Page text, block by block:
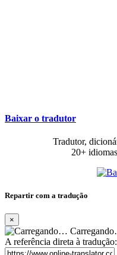
Baixar o tradutor
Tradutor,
20+
Repartir com a tradução
×
A referência direta à tradução: